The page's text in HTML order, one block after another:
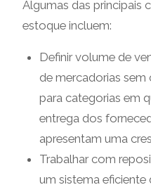
Algumas das principais
estoque incluem:
Definir volume de
de mercadorias sem
para categorias em
entrega dos
apresentam uma
Trabalhar com
um sistema